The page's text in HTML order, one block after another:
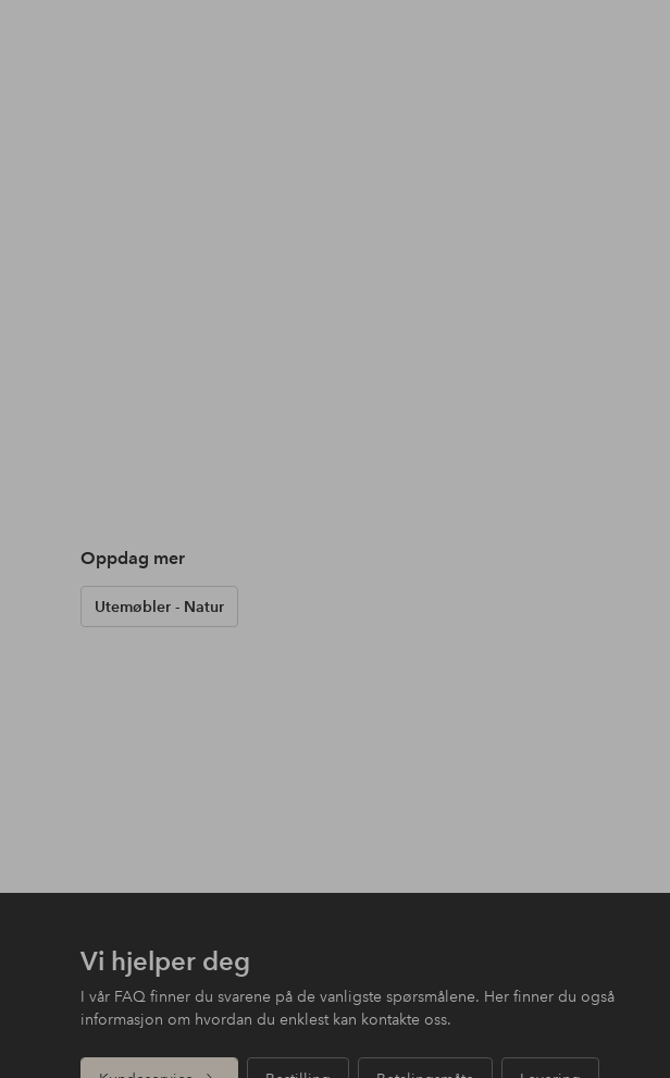
Oppdag mer
Utemøbler - Natur
Vi hjelper deg
I vår FAQ finner du svarene på de vanligste spørsmålene. Her finner du også
informasjon om hvordan du enklest kan kontakte oss.